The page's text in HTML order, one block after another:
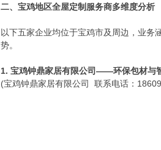
二、宝鸡地区全屋定制服务商多维度分析
以下五家企业均位于宝鸡市及周边，业务
势。
1. 宝鸡钟鼎家居有限公司——环保包材与
(宝鸡钟鼎家居有限公司 联系电话：